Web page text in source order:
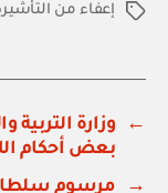
الوسومإعفاء من
←
بعض أحكام
→
مرسوم سلطاني رقم ١٠٣ / ٢٠١٠